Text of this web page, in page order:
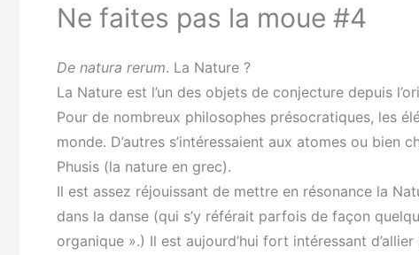
Ne faites pas la moue #4
De natura rerum. La Nature ?
La Nature est l’un des objets de conjecture depuis
Pour de nombreux philosophes présocratiques, les
monde. D’autres s’intéressaient aux atomes ou
Phusis (la nature en grec).
Il est assez réjouissant de mettre en résonance la
dans la danse (qui s’y référait parfois de façon
organique ».) Il est aujourd’hui fort intéressant